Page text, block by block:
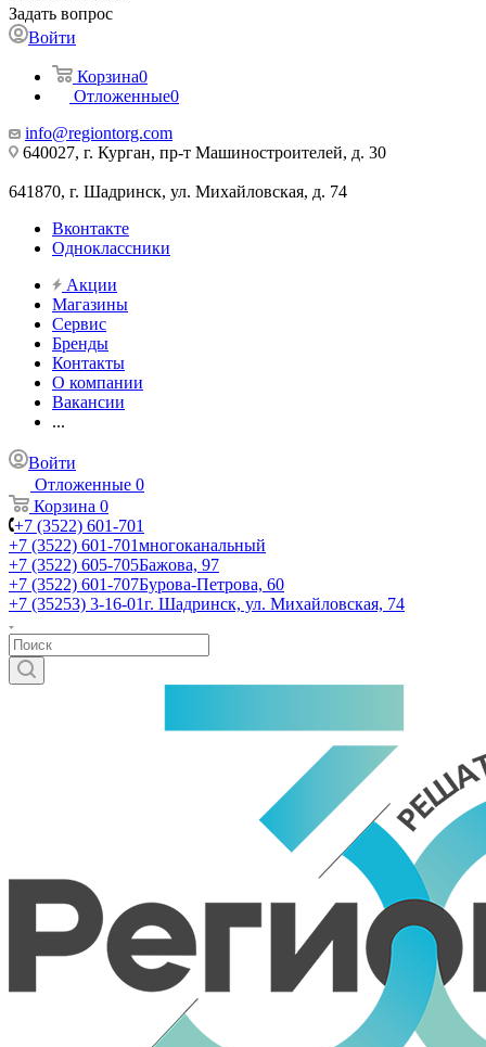
Задать вопрос
Войти
Корзина0
Отложенные0
info@regiontorg.com
640027, г. Курган, пр-т Машиностроителей, д. 30
641870, г. Шадринск, ул. Михайловская, д. 74
Вконтакте
Одноклассники
Акции
Магазины
Сервис
Бренды
Контакты
О компании
Вакансии
...
Войти
Отложенные 0
Корзина 0
+7 (3522) 601-701
+7 (3522) 601-701многоканальный
+7 (3522) 605-705Бажова, 97
+7 (3522) 601-707Бурова-Петрова, 60
+7 (35253) 3-16-01г. Шадринск, ул. Михайловская, 74